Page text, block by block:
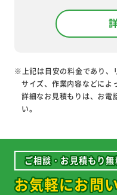
※上記は目安の料金であり、
サイズ、作業内容などによ
詳細なお見積もりは、お電
い。
ご相談・お見積もり
お気軽にお問